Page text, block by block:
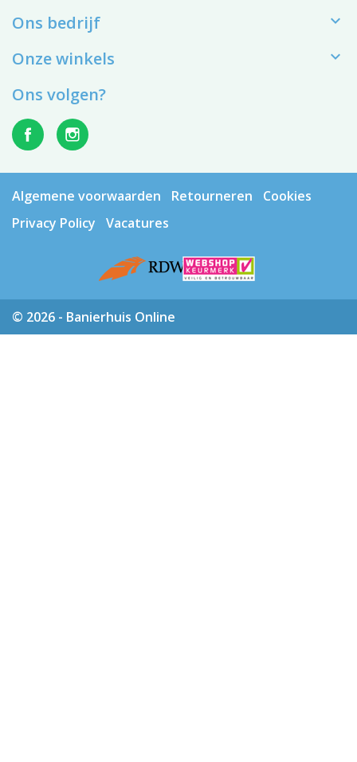
Ons bedrijf 
Onze winkels 
Ons volgen?
Algemene voorwaarden Retourneren
Cookies
Privacy Policy
Vacatures
© 2026 - Banierhuis Online